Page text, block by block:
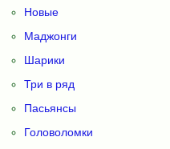
Новые
Маджонги
Шарики
Три в ряд
Пасьянсы
Головоломки